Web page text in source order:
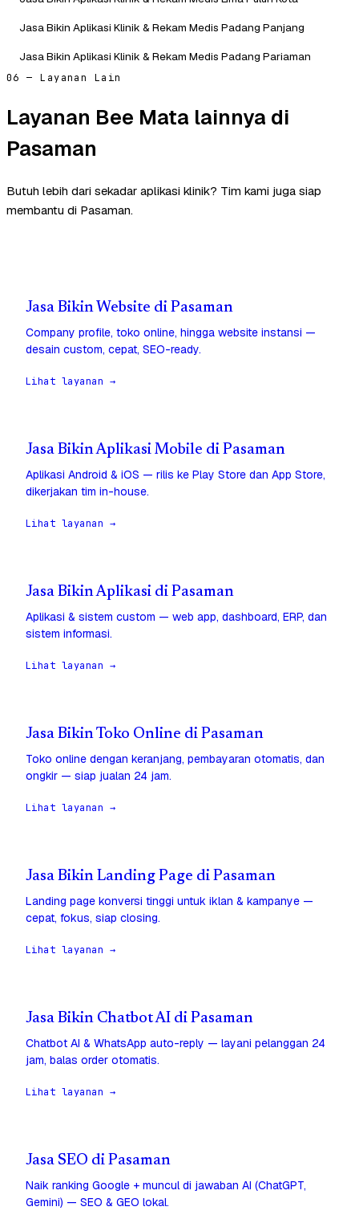
Jasa Bikin Aplikasi Klinik & Rekam Medis Padang Panjang
Jasa Bikin Aplikasi Klinik & Rekam Medis Padang Pariaman
06 — Layanan Lain
Layanan Bee Mata lainnya di
Pasaman
Butuh lebih dari sekadar aplikasi klinik? Tim kami juga siap
membantu di Pasaman.
Jasa Bikin Website di Pasaman
Company profile, toko online, hingga website instansi —
desain custom, cepat, SEO-ready.
Lihat layanan →
Jasa Bikin Aplikasi Mobile di Pasaman
Aplikasi Android & iOS — rilis ke Play Store dan App Store,
dikerjakan tim in-house.
Lihat layanan →
Jasa Bikin Aplikasi di Pasaman
Aplikasi & sistem custom — web app, dashboard, ERP, dan
sistem informasi.
Lihat layanan →
Jasa Bikin Toko Online di Pasaman
Toko online dengan keranjang, pembayaran otomatis, dan
ongkir — siap jualan 24 jam.
Lihat layanan →
Jasa Bikin Landing Page di Pasaman
Landing page konversi tinggi untuk iklan & kampanye —
cepat, fokus, siap closing.
Lihat layanan →
Jasa Bikin Chatbot AI di Pasaman
Chatbot AI & WhatsApp auto-reply — layani pelanggan 24
jam, balas order otomatis.
Lihat layanan →
Jasa SEO di Pasaman
Naik ranking Google + muncul di jawaban AI (ChatGPT,
Gemini) — SEO & GEO lokal.